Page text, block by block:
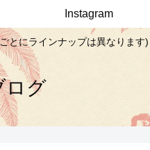
とにラインナップは異なります)
ログ
Instagram